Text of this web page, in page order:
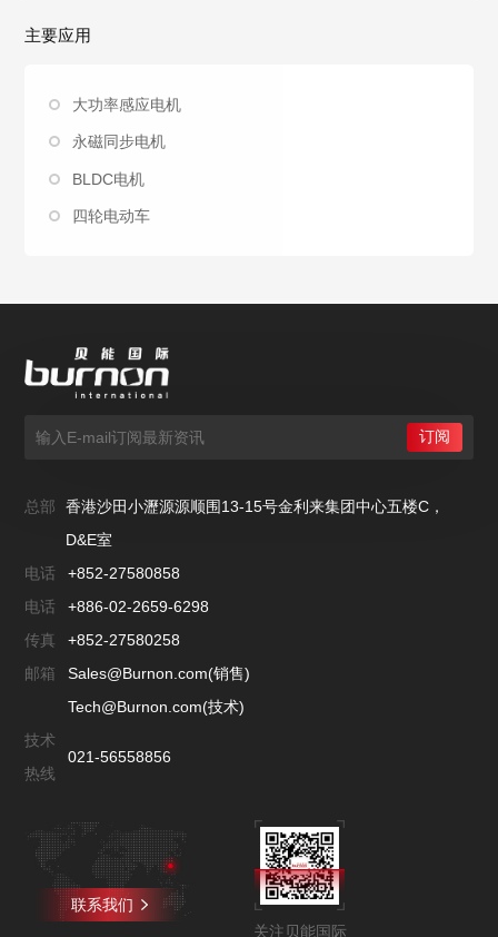
主要应用
大功率感应电机
永磁同步电机
BLDC电机
四轮电动车
总部
香港沙田小瀝源源顺围13-15号金利来集团中心五楼C，
D&E室
电话
+852-27580858
电话
+886-02-2659-6298
传真
+852-27580258
邮箱
Sales@Burnon.com(销售)
Tech@Burnon.com(技术)
技术
热线
021-56558856
联系我们
关注贝能国际